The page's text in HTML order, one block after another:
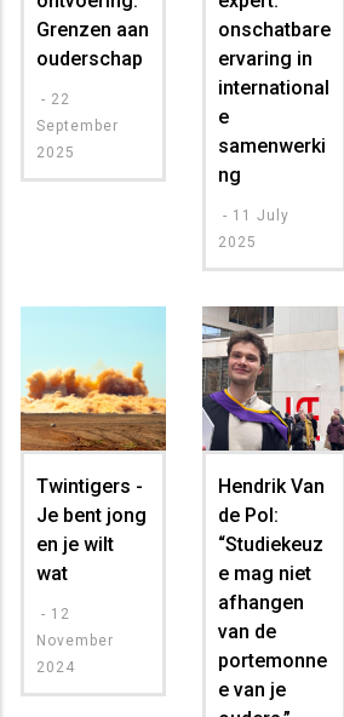
Grenzen aan
ouderschap
- 22
September
2025
onschatbare
ervaring in
international
e
samenwerki
ng
- 11 July
2025
Twintigers -
Je bent jong
en je wilt
wat
- 12
November
2024
Hendrik Van
de Pol:
“Studiekeuz
e mag niet
afhangen
van de
portemonne
e van je